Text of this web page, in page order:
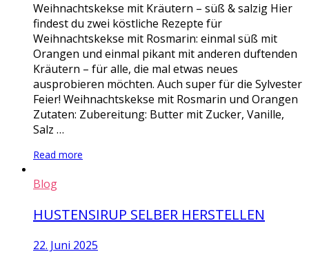
Weihnachtskekse mit Kräutern – süß & salzig Hier
findest du zwei köstliche Rezepte für
Weihnachtskekse mit Rosmarin: einmal süß mit
Orangen und einmal pikant mit anderen duftenden
Kräutern – für alle, die mal etwas neues
ausprobieren möchten. Auch super für die Sylvester
Feier! Weihnachtskekse mit Rosmarin und Orangen
Zutaten: Zubereitung: Butter mit Zucker, Vanille,
Salz …
Read more
Blog
HUSTENSIRUP SELBER HERSTELLEN
22. Juni 2025